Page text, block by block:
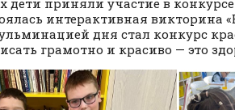
дети приняли участие в
интерактивная викторина
дня стал конкурс
грамотно и красиво — это